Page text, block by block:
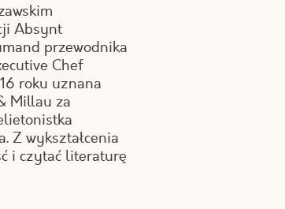
Absynt
przewodnika
Chef
roku uznana
Millau za
Z wykształcenia
i czytać literaturę